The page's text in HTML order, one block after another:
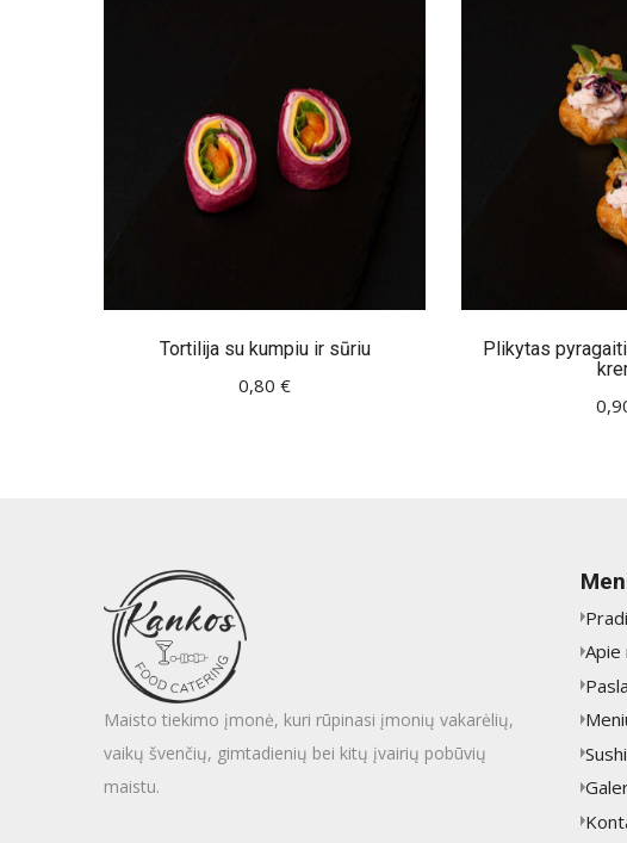
Tortilija su kumpiu ir sūriu
0,80 €
Plikytas
Maisto tiekimo įmonė, kuri rūpinasi įmonių vakarėlių,
vaikų švenčių, gimtadienių bei kitų įvairių pobūvių
maistu.
Apie